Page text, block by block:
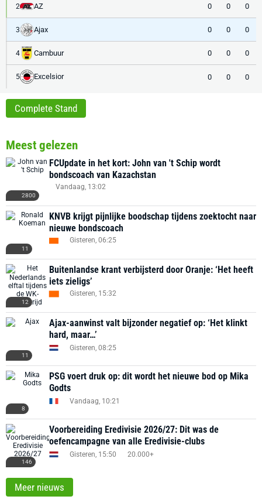
2 AZ 0 0 0
3 Ajax 0 0 0
4 Cambuur 0 0 0
5 Excelsior 0 0 0
Complete Stand
Meest gelezen
2800
FCUpdate in het kort: John van 't Schip wordt
bondscoach van Kazachstan
Vandaag, 13:02
11
KNVB krijgt pijnlijke boodschap tijdens zoektocht naar
nieuwe bondscoach
Gisteren, 06:25
12
Buitenlandse krant verbijsterd door Oranje: ‘Het heeft
iets zieligs’
Gisteren, 15:32
11
Ajax-aanwinst valt bijzonder negatief op: ‘Het klinkt
hard, maar…’
Gisteren, 08:25
8
PSG voert druk op: dit wordt het nieuwe bod op Mika
Godts
Vandaag, 10:21
146
Voorbereiding Eredivisie 2026/27: Dit was de
oefencampagne van alle Eredivisie-clubs
Gisteren, 15:50 20.000+
Meer nieuws